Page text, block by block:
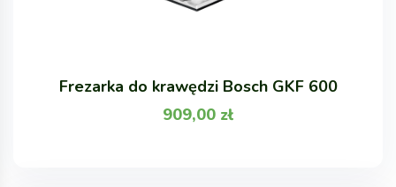
Frezarka do krawędzi Bosch GKF 600
909,00 zł